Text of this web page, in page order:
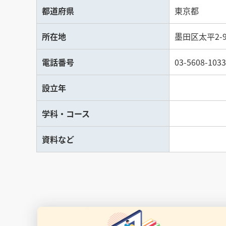
都道府県 東京都
所在地 墨田区太平2-
電話番号 03-5608-1033
設立年
学科・コース
資料など